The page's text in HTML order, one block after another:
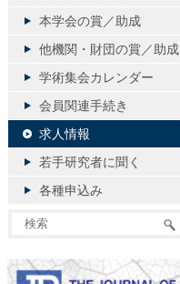
本学会の賞／助成
他機関・財団の賞／助成
学術集会カレンダー
会員関連手続き
求人情報
若手研究者に聞く
各種申込み